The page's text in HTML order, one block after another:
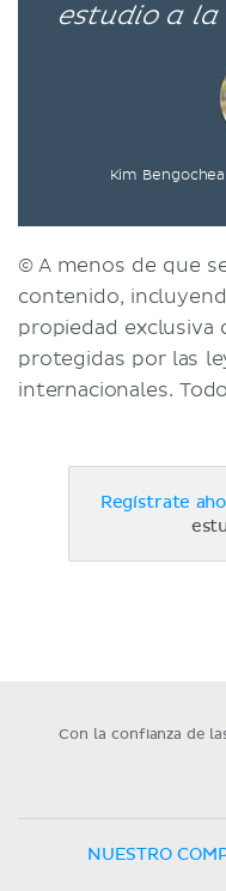
estudio a la
Kim
© A menos de que
contenido,
propiedad exclusiva
protegidas por las
internacionales.
Regístrate
Con la confianza de
NUESTRO